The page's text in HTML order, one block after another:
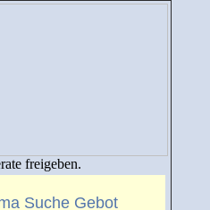
freigeben.
Suche Gebot